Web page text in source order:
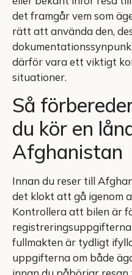
det framgår vem som
rätt att använda den,
därför vara ett viktigt
situationer.
Så
du kör en
Afghanistan
Innan du reser till
det klokt att gå igenom
Kontrollera att bilen är
fullmakten är tydligt
uppgifterna om både